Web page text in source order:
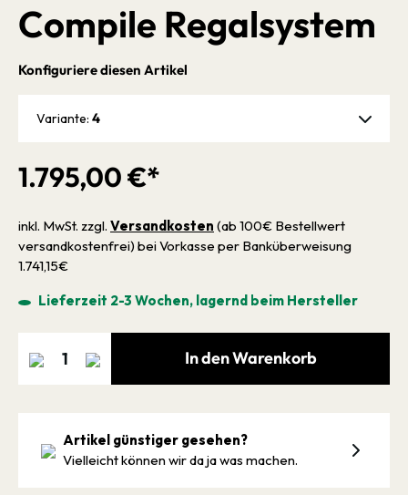
Compile Regalsystem
1.795,00 €*
inkl. MwSt. zzgl. Versandkosten (ab 100€ Bestellwert
versandkostenfrei) bei Vorkasse per Banküberweisung
1.741,15€
Lieferzeit 2-3 Wochen, lagernd beim Hersteller
Konfiguriere diesen Artikel
Variante: 4
In den Warenkorb
Artikel günstiger gesehen?
Vielleicht können wir da ja was machen.